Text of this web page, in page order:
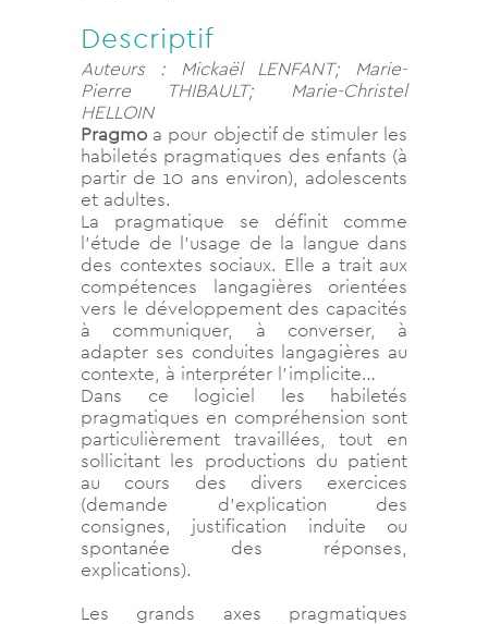
Descriptif
Auteurs : Mickaël LENFANT; Marie-
Pierre THIBAULT; Marie-Christel
HELLOIN
Pragmo a pour objectif de stimuler les
habiletés pragmatiques des enfants (à
partir de 10 ans environ), adolescents
et adultes.
La pragmatique se définit comme
l’étude de l’usage de la langue dans
des contextes sociaux. Elle a trait aux
compétences langagières orientées
vers le développement des capacités
à communiquer, à converser, à
adapter ses conduites langagières au
contexte, à interpréter l’implicite…
Dans ce logiciel les habiletés
pragmatiques en compréhension sont
particulièrement travaillées, tout en
sollicitant les productions du patient
au cours des divers exercices
(demande d’explication des
consignes, justification induite ou
spontanée des réponses,
explications).
Les grands axes pragmatiques